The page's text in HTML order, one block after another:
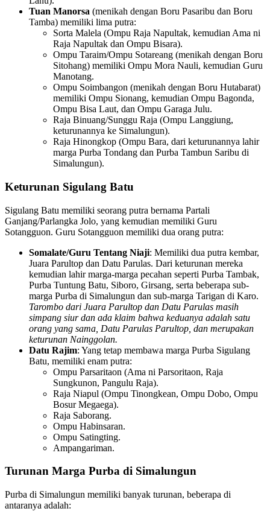
Tuan Manorsa (menikah dengan Boru Pasaribu dan Boru
Tamba) memiliki lima putra:
Sorta Malela (Ompu Raja Napultak, kemudian Ama ni
Raja Napultak dan Ompu Bisara).
Ompu Taraim/Ompu Sotareang (menikah dengan Boru
Sitohang) memiliki Ompu Mora Nauli, kemudian Guru
Manotang.
Ompu Soimbangon (menikah dengan Boru Hutabarat)
memiliki Ompu Sionang, kemudian Ompu Bagonda,
Ompu Bisa Laut, dan Ompu Garaga Julu.
Raja Binuang/Sunggu Raja (Ompu Langgiung,
keturunannya ke Simalungun).
Raja Hinongkop (Ompu Bara, dari keturunannya lahir
marga Purba Tondang dan Purba Tambun Saribu di
Simalungun).
Keturunan Sigulang Batu
Sigulang Batu memiliki seorang putra bernama Partali
Ganjang/Parlangka Jolo, yang kemudian memiliki Guru
Sotangguon. Guru Sotangguon memiliki dua orang putra:
Somalate/Guru Tentang Niaji: Memiliki dua putra kembar,
Juara Parultop dan Datu Parulas. Dari keturunan mereka
kemudian lahir marga-marga pecahan seperti Purba Tambak,
Purba Tuntung Batu, Siboro, Girsang, serta beberapa sub-
marga Purba di Simalungun dan sub-marga Tarigan di Karo.
Tarombo dari Juara Parultop dan Datu Parulas masih
simpang siur dan ada klaim bahwa keduanya adalah satu
orang yang sama, Datu Parulas Parultop, dan merupakan
keturunan Nainggolan.
Datu Rajim: Yang tetap membawa marga Purba Sigulang
Batu, memiliki enam putra:
Ompu Parsaritaon (Ama ni Parsoritaon, Raja
Sungkunon, Pangulu Raja).
Raja Niapul (Ompu Tinongkean, Ompu Dobo, Ompu
Bosur Megaega).
Raja Saborang.
Ompu Habinsaran.
Ompu Satingting.
Ampangariman.
Turunan Marga Purba di Simalungun
Purba di Simalungun memiliki banyak turunan, beberapa di
antaranya adalah: